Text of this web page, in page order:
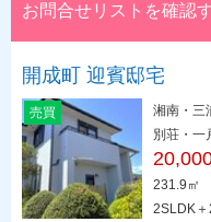
お問合せリストを確認
開成町 迎賓邸宅
売買
湘南・三
別荘・一
231.9㎡
2SLDK